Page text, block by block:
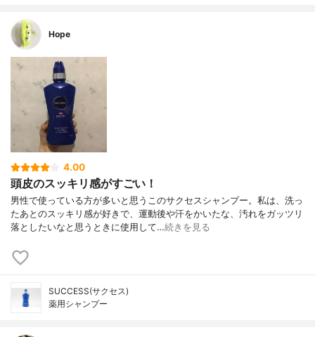
Hope
4.00
頭皮のスッキリ感がすごい！
男性で使っている方が多いと思うこのサクセスシャンプー。私は、洗っ
たあとのスッキリ感が好きで、運動後や汗をかいたな、汚れをガッツリ
落としたいなと思うときに使用して…続きを見る
SUCCESS(サクセス)
薬用シャンプー